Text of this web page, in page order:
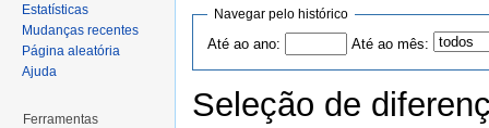
Navegar pelo histórico
Até ao ano: Até ao mês:
Seleção de
Estatísticas
Mudanças recentes
Página aleatória
Ajuda
Ferramentas